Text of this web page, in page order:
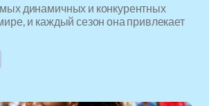
динамичных и конкурентных
и каждый сезон она привлекает